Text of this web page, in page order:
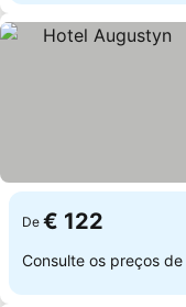
De € 122
Consulte os preços de